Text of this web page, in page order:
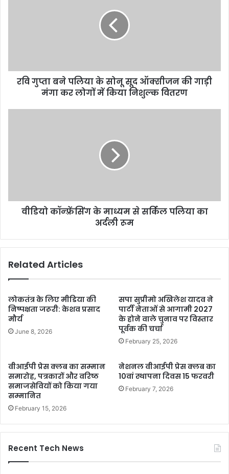
रवि गुप्ता बने पलिया के सोनू सूद ऑक्सीजन की गाड़ी
मंगा कर लोगों में किया निशुल्क वितरण
वीडियो कॉन्फ़्रेंसिंग के माध्यम से सर्किल पलिया का
अर्दली रूम
Related Articles
लोकतंत्र के लिए मीडिया की
निष्पक्षता जरूरी: केशव प्रसाद
मौर्य
June 8, 2026
सपा सुप्रीमो अखिलेश यादव ने
पार्टी नेताओं से आगामी 2027
के होने वाले चुनाव पर विस्तार
पूर्वक की चर्चा
February 25, 2026
वीआईपी प्रेस क्लब का सम्मान
समारोह, पत्रकारों और वरिष्ठ
समाजसेवियों को किया गया
सम्मानित
February 15, 2026
नेशनल वीआईपी प्रेस क्लब का
10वां स्थापना दिवस 15 फरवरी
February 7, 2026
Recent Tech News